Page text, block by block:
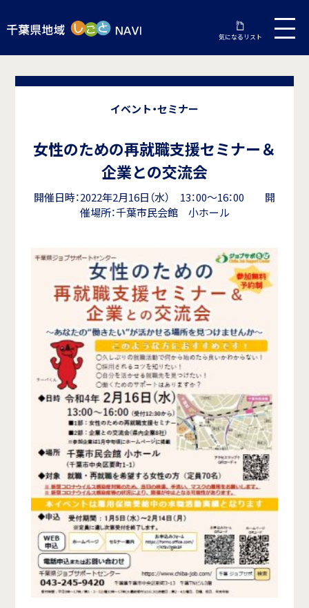
気になるリスト
イベント・セミナー
女性のための再就職支援セミナー＆
企業との交流会
開催日時：2022年2月16日（水） 13：00～16：00 開
催場所：千葉市民会館 小ホール